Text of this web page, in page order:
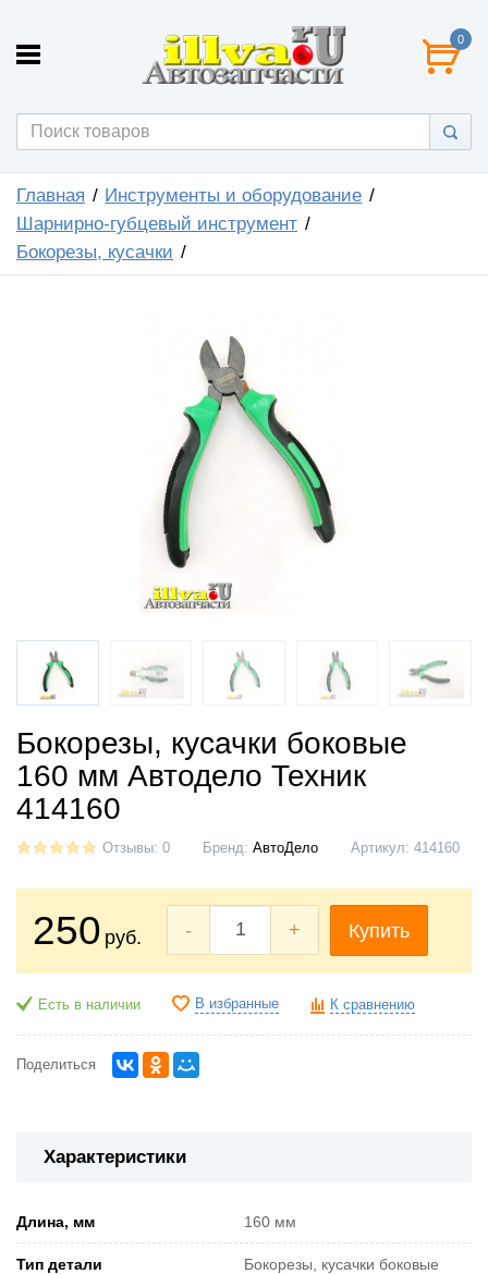
0
Главная
Инструменты и оборудование
Шарнирно-губцевый инструмент
Бокорезы, кусачки
Бокорезы, кусачки боковые
160 мм Автодело Техник
414160
Отзывы: 0 Бренд: АвтоДело Артикул: 414160
250 руб. - + Купить
Есть в наличии В избранные К сравнению
Поделиться
Характеристики
Длина, мм 160 мм
Тип детали Бокорезы, кусачки боковые